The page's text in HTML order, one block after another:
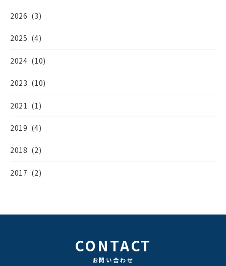
2026 (3)
2025 (4)
2024 (10)
2023 (10)
2021 (1)
2019 (4)
2018 (2)
2017 (2)
CONTACT
お問い合わせ